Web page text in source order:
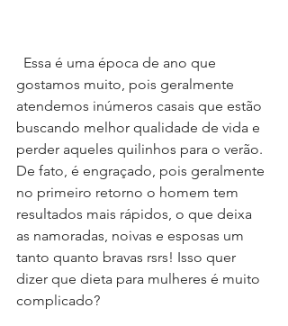
gostamos muito, pois geralmente
atendemos inúmeros casais que estão
buscando melhor qualidade de vida e
perder aqueles quilinhos para o verão.
De fato, é engraçado, pois geralmente
no primeiro retorno o homem tem
resultados mais rápidos, o que deixa
as namoradas, noivas e esposas um
tanto quanto bravas rsrs! Isso quer
dizer que dieta para mulheres é muito
complicado?